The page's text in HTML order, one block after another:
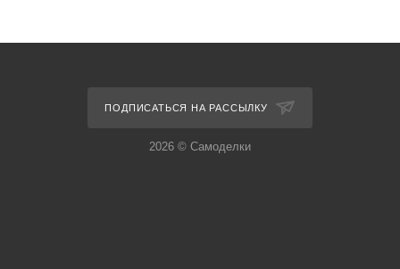
ПОДПИСАТЬСЯ НА РАССЫЛКУ
2026 © Самоделки